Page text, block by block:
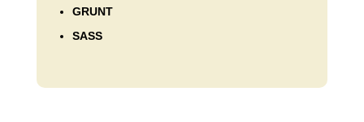
GRUNT
SASS